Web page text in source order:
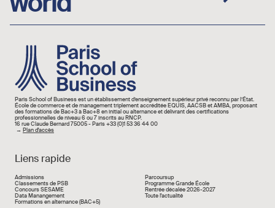
Image
Paris School of Business est un établissement d’enseignement supérieur privé reconnu par l’État.
École de commerce et de management triplement accréditée EQUIS, AACSB et AMBA, proposant
des formations de Bac+3 à Bac+8 en initial ou alternance et délivrant des certifications
professionnelles de niveau 6 ou 7 inscrits au RNCP.
16 rue Claude Bernard 75005 - Paris +33 (0)1 53 36 44 00
→ Plan d'accès
Liens rapide
Liens rapide
Admissions
Classements de PSB
Concours SESAME
Data Manangement
Formations en alternance (BAC+5)
Parcoursup
Programme Grande École
Rentrée décalée 2026-2027
Toute l'actualité